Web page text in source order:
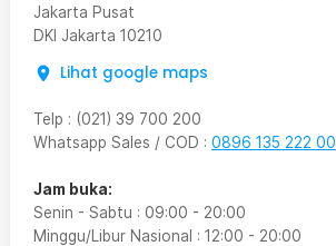
Jakarta Pusat
DKI Jakarta 10210
Lihat google maps
Telp : (021) 39 700 200
Whatsapp Sales / COD : 0896 135 222 00
Jam buka:
Senin - Sabtu : 09:00 - 20:00
Minggu/Libur Nasional : 12:00 - 20:00